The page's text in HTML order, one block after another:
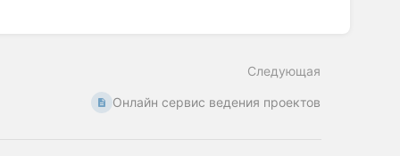
Следующая
Онлайн сервис ведения проектов